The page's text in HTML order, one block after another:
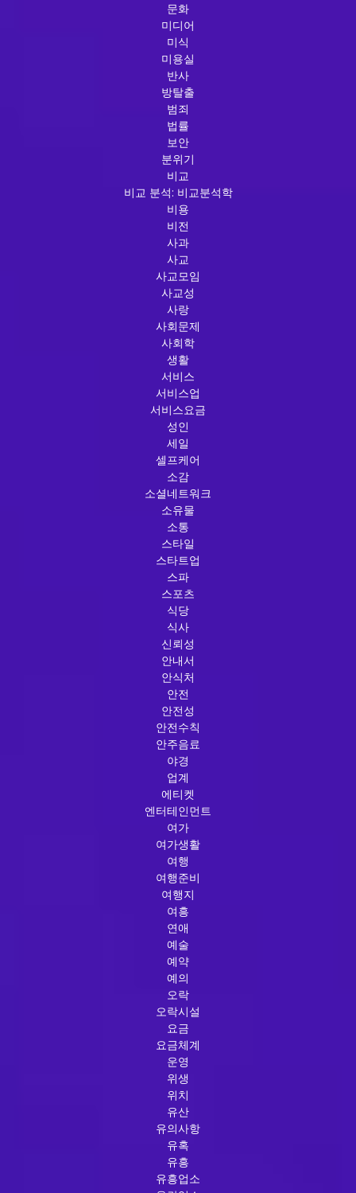
문화
미디어
미식
미용실
반사
방탈출
범죄
법률
보안
분위기
비교
비교 분석: 비교분석학
비용
비전
사과
사교
사교모임
사교성
사랑
사회문제
사회학
생활
서비스
서비스업
서비스요금
성인
세일
셀프케어
소감
소셜네트워크
소유물
소통
스타일
스타트업
스파
스포츠
식당
식사
신뢰성
안내서
안식처
안전
안전성
안전수칙
안주음료
야경
업계
에티켓
엔터테인먼트
여가
여가생활
여행
여행준비
여행지
여흥
연애
예술
예약
예의
오락
오락시설
요금
요금체계
운영
위생
위치
유산
유의사항
유혹
유흥
유흥업소